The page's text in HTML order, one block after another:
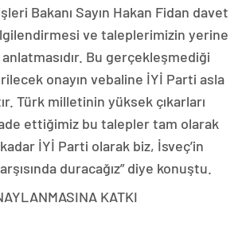
Bakanı Sayın Hakan Fidan davet
ve taleplerimizin yerine
Bu gerçekleşmediği
onayın vebaline İYİ Parti asla
Türk milletinin yüksek çıkarları
ettiğimiz bu talepler tam olarak
İYİ Parti olarak biz, İsveç’in
duracağız” diye konuştu.
KATKI